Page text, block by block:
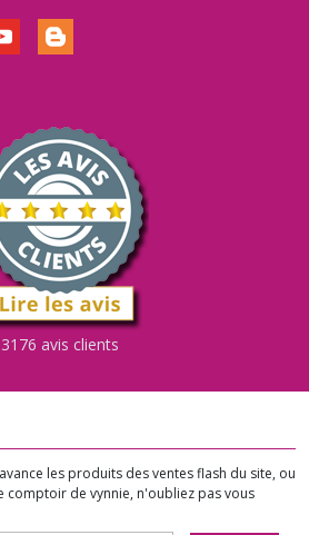
3176 avis clients
les produits des ventes flash du site, ou
comptoir de vynnie, n'oubliez pas vous